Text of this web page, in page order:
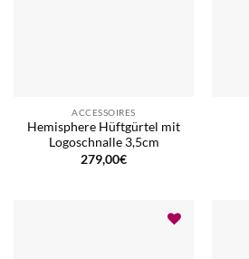
ACCESSOIRES
Hemisphere Hüftgürtel mit
Logoschnalle 3,5cm
279,00€